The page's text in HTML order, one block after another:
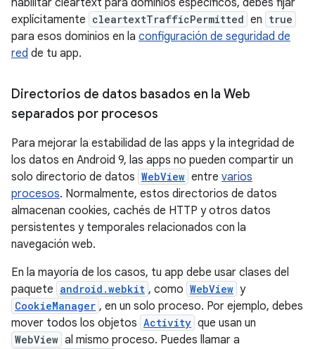
habilitar cleartext para dominios específicos, debes fijar
explícitamente cleartextTrafficPermitted en true
para esos dominios en la configuración de seguridad de
red de tu app.
Directorios de datos basados en la Web
separados por procesos
Para mejorar la estabilidad de las apps y la integridad de
los datos en Android 9, las apps no pueden compartir un
solo directorio de datos WebView entre varios
procesos. Normalmente, estos directorios de datos
almacenan cookies, cachés de HTTP y otros datos
persistentes y temporales relacionados con la
navegación web.
En la mayoría de los casos, tu app debe usar clases del
paquete android.webkit , como WebView y
CookieManager , en un solo proceso. Por ejemplo, debes
mover todos los objetos Activity que usan un
WebView al mismo proceso. Puedes llamar a